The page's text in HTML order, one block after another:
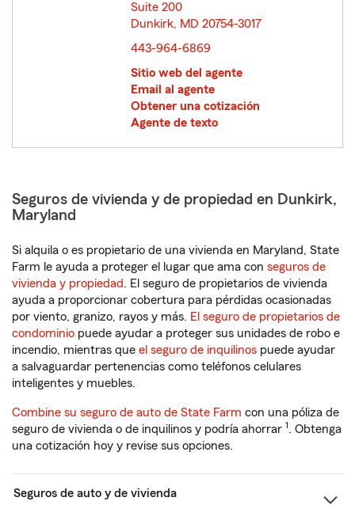
Suite 200
Dunkirk, MD 20754-3017
443-964-6869
Sitio web del agente
Email al agente
Obtener una cotización
Agente de texto
Seguros de vivienda y de propiedad en Dunkirk,
Maryland
Si alquila o es propietario de una vivienda en Maryland, State
Farm le ayuda a proteger el lugar que ama con seguros de
vivienda y propiedad. El seguro de propietarios de vivienda
ayuda a proporcionar cobertura para pérdidas ocasionadas
por viento, granizo, rayos y más. El seguro de propietarios de
condominio puede ayudar a proteger sus unidades de robo e
incendio, mientras que el seguro de inquilinos puede ayudar
a salvaguardar pertenencias como teléfonos celulares
inteligentes y muebles.
Combine su seguro de auto de State Farm con una póliza de
seguro de vivienda o de inquilinos y podría ahorrar 1. Obtenga
una cotización hoy y revise sus opciones.
Seguros de auto y de vivienda